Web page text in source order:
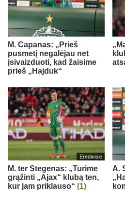
M. Capanas: „Prieš
pusmetį negalėjau net
įsivaizduoti, kad žaisime
prieš „Hajduk“
Eredivisie
M. ter Stegenas: „Turime
grąžinti „Ajax“ klubą ten,
kur jam priklauso“ (1)
A.